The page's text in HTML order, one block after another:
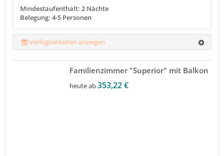
Mindestaufenthalt: 2 Nächte
Belegung: 4-5 Personen
Verfügbarkeiten anzeigen
Familienzimmer "Superior" mit Balkon
heute ab353,22 €